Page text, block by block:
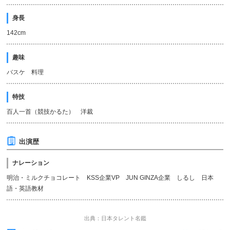
身長
142cm
趣味
バスケ 料理
特技
百人一首（競技かるた） 洋裁
出演歴
ナレーション
明治・ミルクチョコレート KSS企業VP JUN GINZA企業 しるし 日本
語・英語教材
出典：日本タレント名鑑